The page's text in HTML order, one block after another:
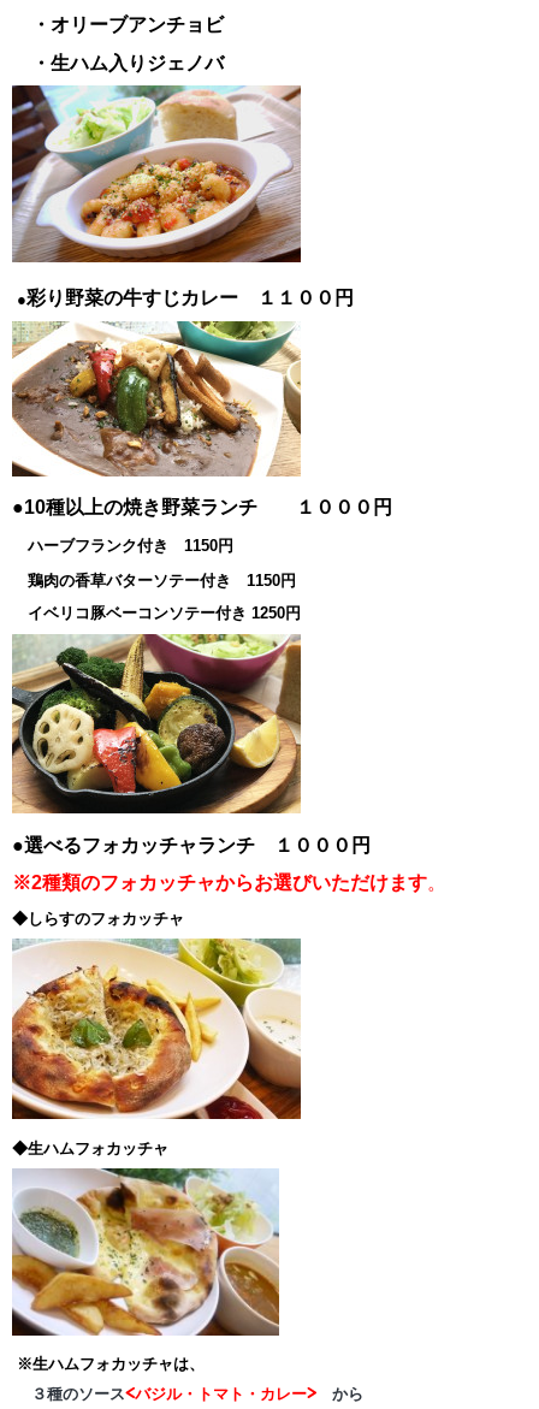
・オリーブアンチョビ
・生ハム入りジェノバ
●彩り野菜の牛すじカレー １１００円
●10種以上の焼き野菜ランチ １０００円
ハーブフランク付き 1150円
鶏肉の香草バターソテー付き 1150円
イベリコ豚ベーコンソテー付き 1250円
●選べるフォカッチャランチ １０００円
※2種類のフォカッチャからお選びいただけます。
◆しらすのフォカッチャ
◆生ハムフォカッチャ
※生ハムフォカッチャは、
３種のソース<バジル・トマト・カレー> から